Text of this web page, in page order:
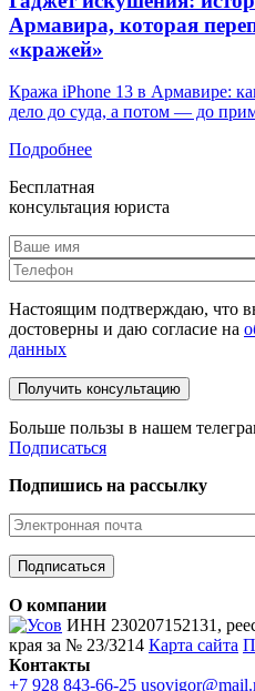
Армавира, которая
«кражей»
Кража iPhone 13 в Армавире:
дело до суда, а потом — до
Подробнее
Бесплатная
консультация юриста
Настоящим подтверждаю, что
достоверны и даю согласие на
данных
Больше пользы в нашем
Подписаться
Подпишись на рассылку
О компании
ИНН 230207152131,
края за № 23/3214 Карта сайта
Контакты
+7 928 843-66-25